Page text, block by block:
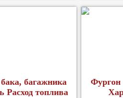
багажника
Расход топлива
Фургон